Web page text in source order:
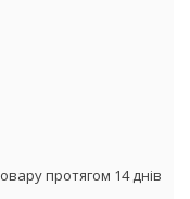
протягом 14 днів